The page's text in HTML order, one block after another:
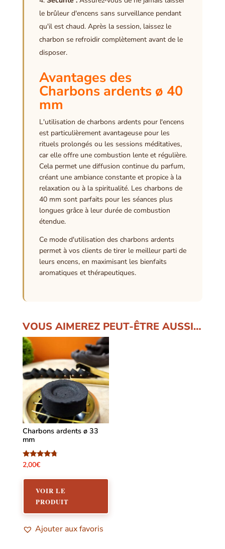
le brûleur d'encens sans surveillance pendant
qu'il est chaud. Après la session, laissez le
charbon se refroidir complètement avant de le
disposer.
Avantages des
Charbons ardents ø 40
mm
L'utilisation de charbons ardents pour l'encens
est particulièrement avantageuse pour les
rituels prolongés ou les sessions méditatives,
car elle offre une combustion lente et régulière.
Cela permet une diffusion continue du parfum,
créant une ambiance constante et propice à la
relaxation ou à la spiritualité. Les charbons de
40 mm sont parfaits pour les séances plus
longues grâce à leur durée de combustion
étendue.
Ce mode d'utilisation des charbons ardents
permet à vos clients de tirer le meilleur parti de
leurs encens, en maximisant les bienfaits
aromatiques et thérapeutiques.
VOUS AIMEREZ PEUT-ÊTRE AUSSI…
Charbons ardents ø 33
mm
Note
4.57
2,00€
VOIR LE
PRODUIT
Ajouter aux favoris